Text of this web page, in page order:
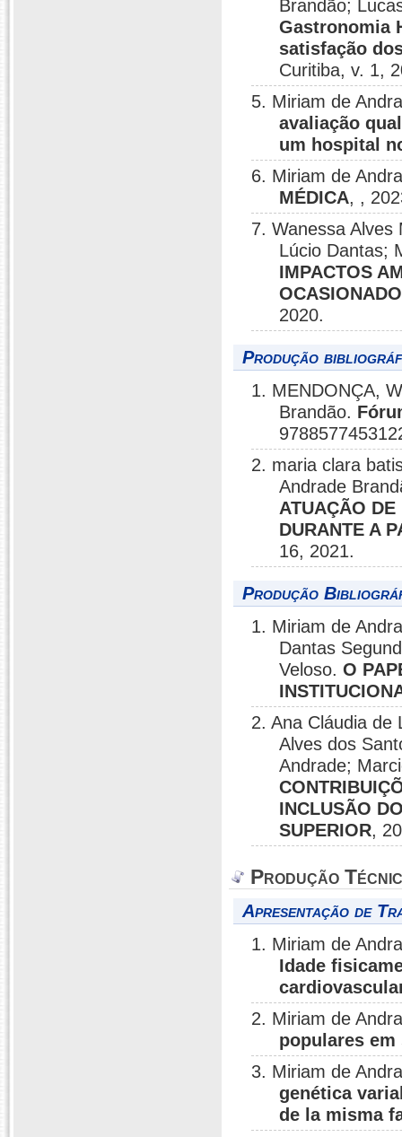
Brandão;
Gastronomia
satisfação
Curitiba, v. 1,
5. Miriam de
avaliação
um hospital
6. Miriam de
MÉDICA, ,
7. Wanessa Alves
Lúcio Dantas;
IMPACTOS
2020.
Produção
1. MENDONÇA,
Brandão.
2. maria clara
Andrade
ATUAÇÃO DE
DURANTE A
16, 2021.
Produção
1. Miriam de
Dantas
Veloso.O
2. Ana Cláudia de
Alves dos
Andrade;
INCLUSÃO
SUPERIOR,
Produção
Apresentação de
1. Miriam de
Idade
2. Miriam de
populares
3. Miriam de
genética
de la misma